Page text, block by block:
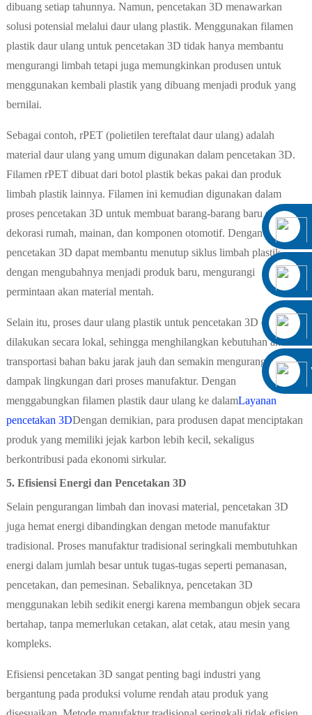
dibuang setiap tahunnya. Namun, pencetakan 3D menawarkan
solusi potensial melalui daur ulang plastik. Menggunakan filamen
plastik daur ulang untuk pencetakan 3D tidak hanya membantu
mengurangi limbah tetapi juga memungkinkan produsen untuk
menggunakan kembali plastik yang dibuang menjadi produk yang
bernilai.
Sebagai contoh, rPET (polietilen tereftalat daur ulang) adalah
material daur ulang yang umum digunakan dalam pencetakan 3D.
Filamen rPET dibuat dari botol plastik bekas pakai dan produk
limbah plastik lainnya. Filamen ini kemudian digunakan dalam
proses pencetakan 3D untuk membuat barang-barang baru seperti
dekorasi rumah, mainan, dan komponen otomotif. Dengan cara ini,
pencetakan 3D dapat membantu menutup siklus limbah plastik
dengan mengubahnya menjadi produk baru, mengurangi
permintaan akan material mentah.
Selain itu, proses daur ulang plastik untuk pencetakan 3D dapat
dilakukan secara lokal, sehingga menghilangkan kebutuhan akan
transportasi bahan baku jarak jauh dan semakin mengurangi
dampak lingkungan dari proses manufaktur. Dengan
menggabungkan filamen plastik daur ulang ke dalamLayanan
pencetakan 3DDengan demikian, para produsen dapat menciptakan
produk yang memiliki jejak karbon lebih kecil, sekaligus
berkontribusi pada ekonomi sirkular.
5. Efisiensi Energi dan Pencetakan 3D
Selain pengurangan limbah dan inovasi material, pencetakan 3D
juga hemat energi dibandingkan dengan metode manufaktur
tradisional. Proses manufaktur tradisional seringkali membutuhkan
energi dalam jumlah besar untuk tugas-tugas seperti pemanasan,
pencetakan, dan pemesinan. Sebaliknya, pencetakan 3D
menggunakan lebih sedikit energi karena membangun objek secara
bertahap, tanpa memerlukan cetakan, alat cetak, atau mesin yang
kompleks.
Efisiensi pencetakan 3D sangat penting bagi industri yang
bergantung pada produksi volume rendah atau produk yang